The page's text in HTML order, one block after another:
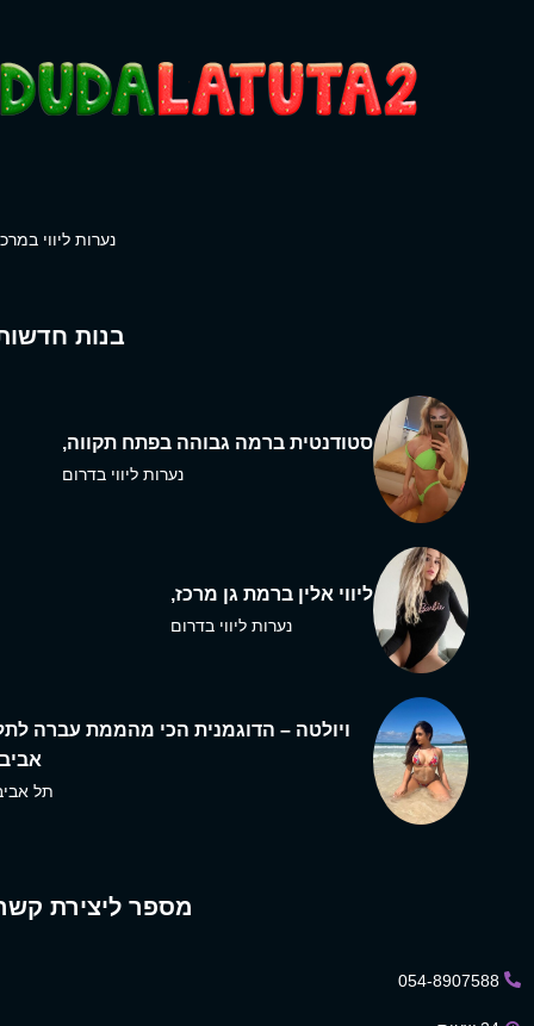
נערות ליווי
בנות
סטודנטית ברמה גבוהה בפתח תקווה,
נערות ליווי בדרום
ליווי אלין ברמת גן מרכז,
נערות ליווי בדרום
ויולטה – הדוגמנית הכי מהממת עברה
תל
מספר ליצירת
054-8907588